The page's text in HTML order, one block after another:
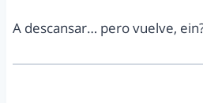
A descansar… pero vuelve,